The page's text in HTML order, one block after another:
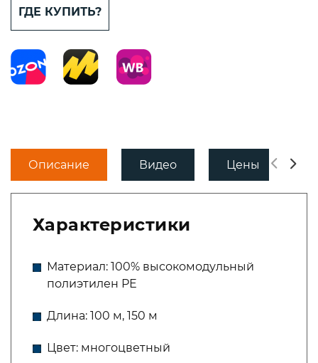
ГДЕ КУПИТЬ?
Описание Видео Цены
Характеристики
Материал: 100% высокомодульный
полиэтилен РЕ
Длина: 100 м, 150 м
Цвет: многоцветный